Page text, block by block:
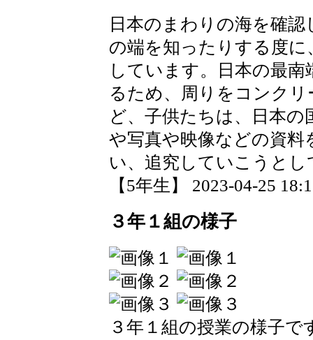
日本のまわりの海を確
の端を知ったりする度
しています。日本の最
るため、周りをコンク
ど、子供たちは、日本
や写真や映像などの資料
い、追究していこうとし
【5年生】 2023-04-25
３年１組の様子
３年１組の授業の様子